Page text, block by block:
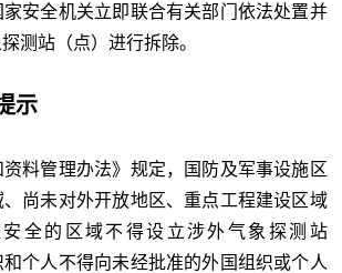
家安全机关立即联合有关部门依法处置并
测站（点）进行拆除。
示
资料管理办法》规定，国防及军事设施区
尚未对外开放地区、重点工程建设区域
全的区域不得设立涉外气象探测站
和个人不得向未经批准的外国组织或个人